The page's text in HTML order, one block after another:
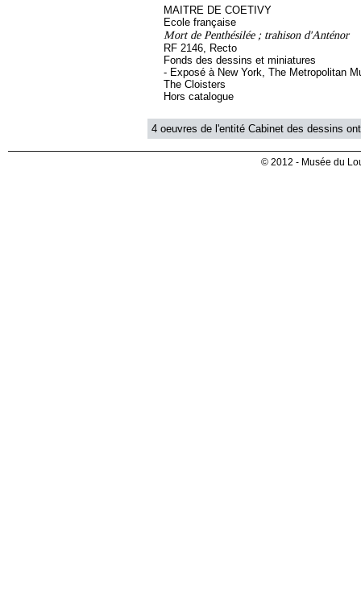
MAITRE DE COETIVY
Ecole française
Mort de Penthésilée ; trahison d'Anténor
RF 2146, Recto
Fonds des dessins et miniatures
- Exposé à New York, The Metropolitan
The Cloisters
Hors catalogue
4 oeuvres de l'entité Cabinet des dessins
© 2012 - Musée du